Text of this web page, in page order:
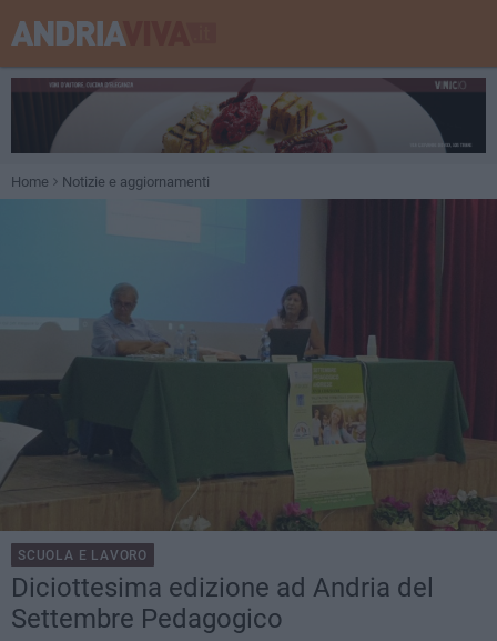
Home Notizie e aggiornamenti
SCUOLA E LAVORO
Diciottesima edizione ad Andria del
Settembre Pedagogico